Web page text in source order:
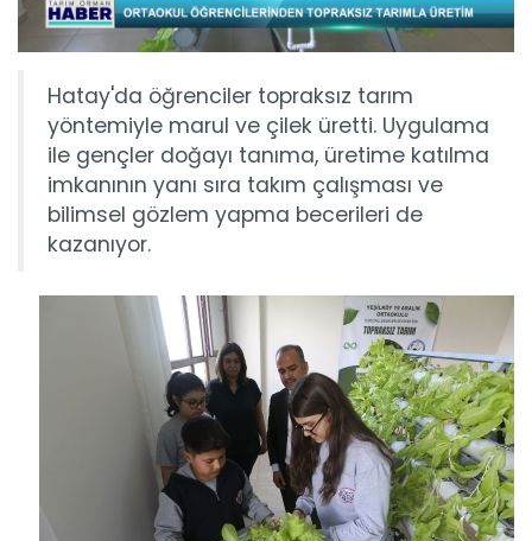
Hatay'da öğrenciler topraksız tarım
yöntemiyle marul ve çilek üretti. Uygulama
ile gençler doğayı tanıma, üretime katılma
imkanının yanı sıra takım çalışması ve
bilimsel gözlem yapma becerileri de
kazanıyor.